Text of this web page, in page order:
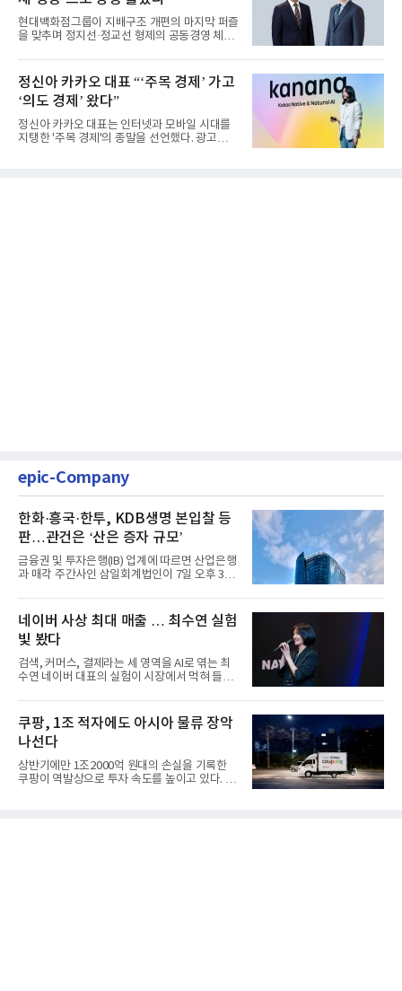
현대백화점그룹이 지배구조 개편의 마지막 퍼즐
을 맞추며 정지선·정교선 형제의 공동경영 체제
정신아 카카오 대표 “‘주목 경제’ 가고
‘의도 경제’ 왔다”
정신아 카카오 대표는 인터넷과 모바일 시대를
지탱한 '주목 경제'의 종말을 선언했다. 광고를
epic-Company
한화·흥국·한투, KDB생명 본입찰 등
판…관건은 ‘산은 증자 규모’
금융권 및 투자은행(IB) 업계에 따르면 산업은행
과 매각 주간사인 삼일회계법인이 7일 오후 3시
네이버 사상 최대 매출 … 최수연 실험
빛 봤다
검색, 커머스, 결제라는 세 영역을 AI로 엮는 최
수연 네이버 대표의 실험이 시장에서 먹혀 들어
쿠팡, 1조 적자에도 아시아 물류 장악
나선다
상반기에만 1조2000억 원대의 손실을 기록한
쿠팡이 역발상으로 투자 속도를 높이고 있다. 이